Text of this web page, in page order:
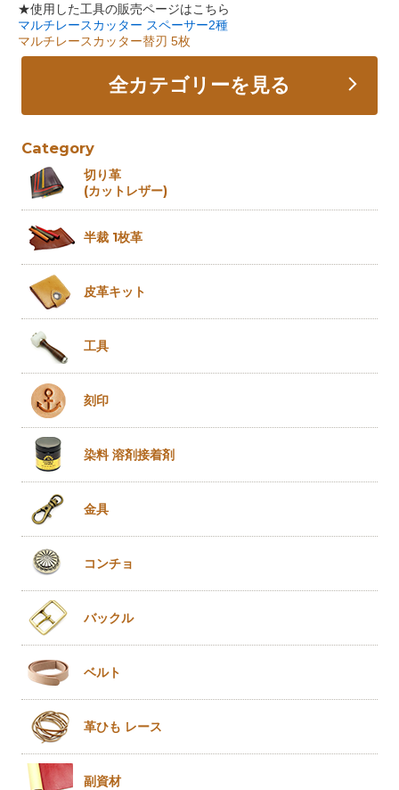
★使用した工具の販売ページはこちら
マルチレースカッター スペーサー2種
マルチレースカッター替刃 5枚
全カテゴリーを見る
Category
切り革
(カットレザー)
半裁 1枚革
皮革キット
工具
刻印
染料 溶剤接着剤
金具
コンチョ
バックル
ベルト
革ひも レース
副資材